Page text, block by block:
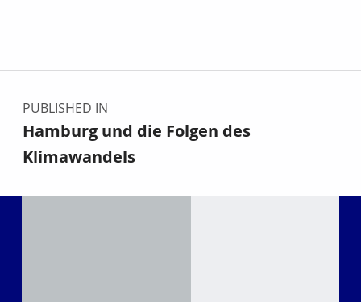
Beitragsnavigation
PUBLISHED IN
Hamburg und die Folgen des
Klimawandels